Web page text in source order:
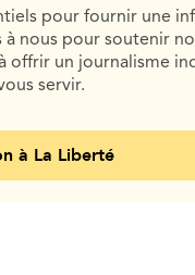
pour fournir une
nous pour soutenir
offrir un journalisme
servir.
à La Liberté